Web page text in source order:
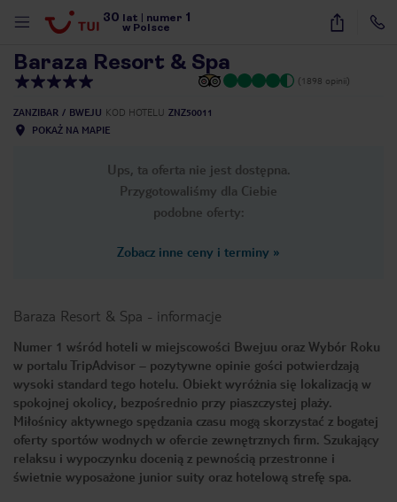
30 lat numer 1
w Polsce
20
Baraza Resort & Spa
(1898 opinii)
ZANZIBAR BWEJU KOD HOTELU ZNZ50011
POKAŻ NA MAPIE
Ups, ta oferta nie jest dostępna.
Przygotowaliśmy dla Ciebie
podobne oferty:
Zobacz inne ceny i terminy »
Baraza Resort & Spa - informacje
Numer 1 wśród hoteli w miejscowości Bwejuu oraz Wybór Roku
w portalu TripAdvisor – pozytywne opinie gości potwierdzają
wysoki standard tego hotelu. Obiekt wyróżnia się lokalizacją w
spokojnej okolicy, bezpośrednio przy piaszczystej plaży.
Miłośnicy aktywnego spędzania czasu mogą skorzystać z bogatej
oferty sportów wodnych w ofercie zewnętrznych firm. Szukający
relaksu i wypoczynku docenią z pewnością przestronne i
świetnie wyposażone junior suity oraz hotelową strefę spa.